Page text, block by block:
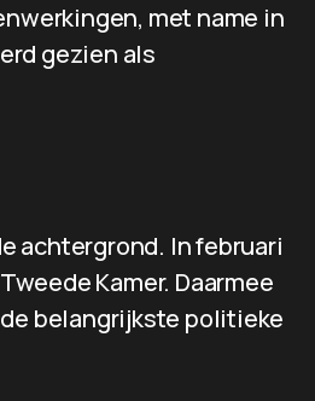
met name in
gezien als
achtergrond. In februari
Kamer. Daarmee
belangrijkste politieke